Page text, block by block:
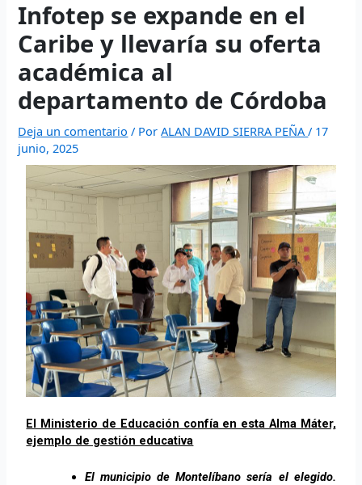
website- Execute fast trades and manage liquidity with low
slippage.
polymarket- trade on real-world event outcomes with low
fees.
Polymarket- place informed bets and hedge crypto risk
efficiently.
Infotep se expande en el
Caribe y llevaría su oferta
académica al
departamento de Córdoba
Deja un comentario / PorALAN DAVID SIERRA PEÑA/ 17
junio, 2025
El Ministerio de Educación confía en esta Alma Máter,
ejemplo de gestión educativa
El municipio de Montelíbano sería el elegido.